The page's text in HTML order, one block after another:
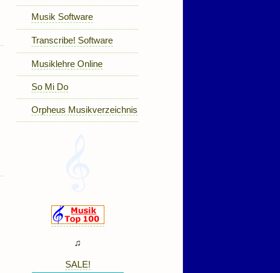
Musik Software
Transcribe! Software
Musiklehre Online
So Mi Do
Orpheus Musikverzeichnis
♫
SALE!